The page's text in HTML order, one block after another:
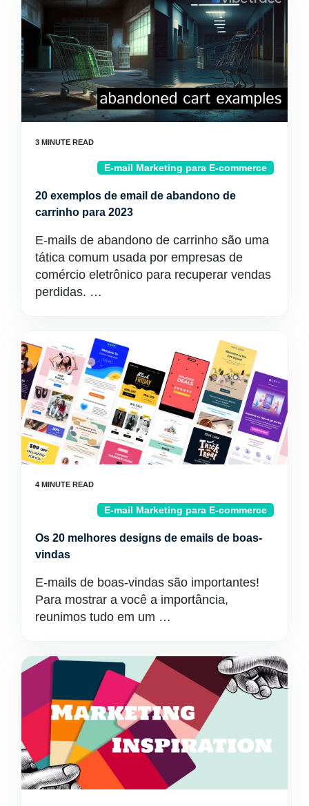
E-mail Marketing para E-commerce
20 exemplos de email de abandono de
carrinho para 2023
E-mails de abandono de carrinho são uma
tática comum usada por empresas de
comércio eletrônico para recuperar vendas
perdidas. …
E-mail Marketing para E-commerce
Os 20 melhores designs de emails de boas-
vindas
E-mails de boas-vindas são importantes!
Para mostrar a você a importância,
reunimos tudo em um …